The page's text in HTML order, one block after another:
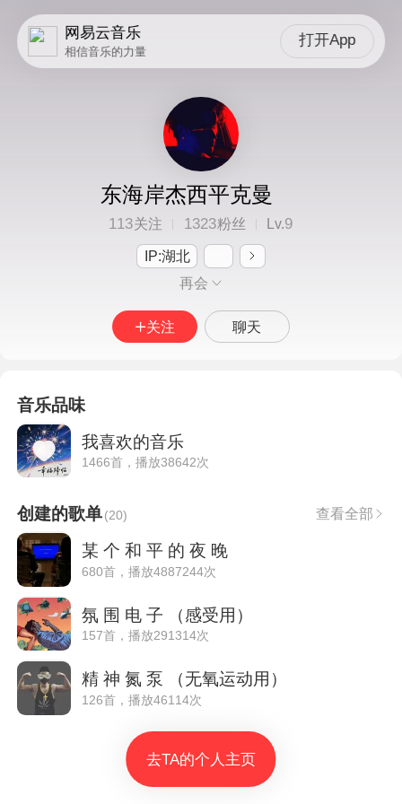
网易云音乐
相信音乐的力量
打开App
东海岸杰西平克曼
113关注 1323粉丝 Lv.9
IP:湖北
再会
关注 聊天
音乐品味
我喜欢的音乐
1466首，播放38642次
创建的歌单(20) 查看全部
某 个 和 平 的 夜 晚
680首，播放4887244次
氛 围 电 子 （感受用）
157首，播放291314次
精 神 氮 泵 （无氧运动用）
126首，播放46114次
去TA的个人主页